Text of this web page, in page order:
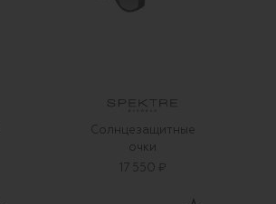
Солнцезащитные
очки
17 550 ₽